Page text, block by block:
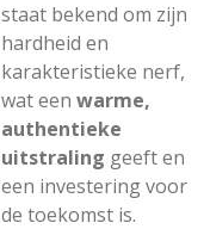
staat bekend om zijn
hardheid en
karakteristieke nerf,
wat een warme,
authentieke
uitstraling geeft en
een investering voor
de toekomst is.